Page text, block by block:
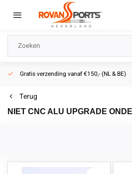
Actief sinds 2013
Terug
NIET CNC ALU UPGRADE